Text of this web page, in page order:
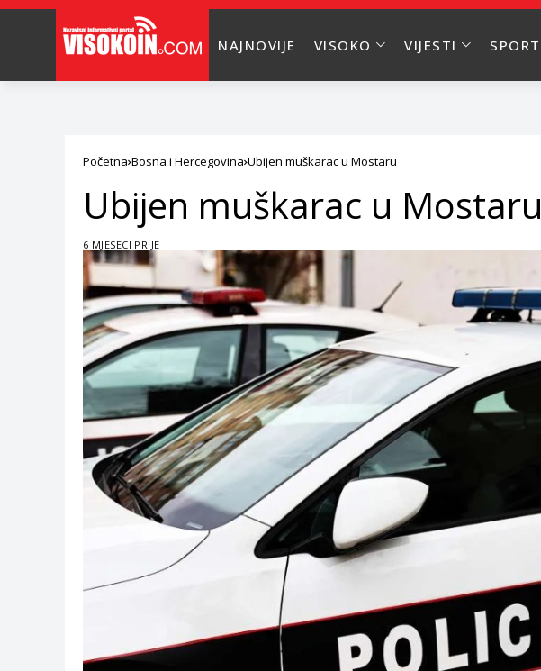
NAJNOVIJE VISOKO VIJESTI SPORT
Početna Bosna i Hercegovina Ubijen muškarac u Mostaru
Ubijen muškarac u Mostaru
6 MJESECI PRIJE